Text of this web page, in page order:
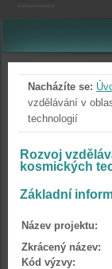
Nacházíte se:
vzdělávání v
technologií
Rozvoj
kosmických
Základní
Název projektu:
Zkrácený název:
Kód výzvy: